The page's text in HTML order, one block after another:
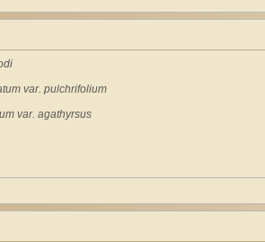
var. pulchrifolium
var. agathyrsus